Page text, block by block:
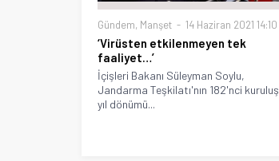
Gündem, Manşet 14 Haziran 2021 14:10
‘Virüsten etkilenmeyen tek
faaliyet…’
İçişleri Bakanı Süleyman Soylu,
Jandarma Teşkilatı'nın 182'nci kuruluş
yıl dönümü...